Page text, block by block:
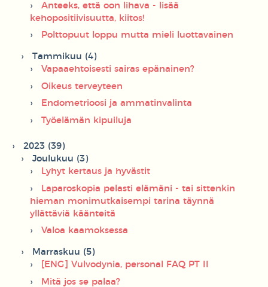
Anteeks, että oon lihava - lisää
kehopositiivisuutta, kiitos!
Polttopuut loppu mutta mieli luottavainen
Tammikuu (4)
Vapaaehtoisesti sairas epänainen?
Oikeus terveyteen
Endometrioosi ja ammatinvalinta
Työelämän kipuiluja
2023 (39)
Joulukuu (3)
Lyhyt kertaus ja hyvästit
Laparoskopia pelasti elämäni - tai sittenkin
hieman monimutkaisempi tarina täynnä
yllättäviä käänteitä
Valoa kaamoksessa
Marraskuu (5)
[ENG] Vulvodynia, personal FAQ PT II
Mitä jos se palaa?